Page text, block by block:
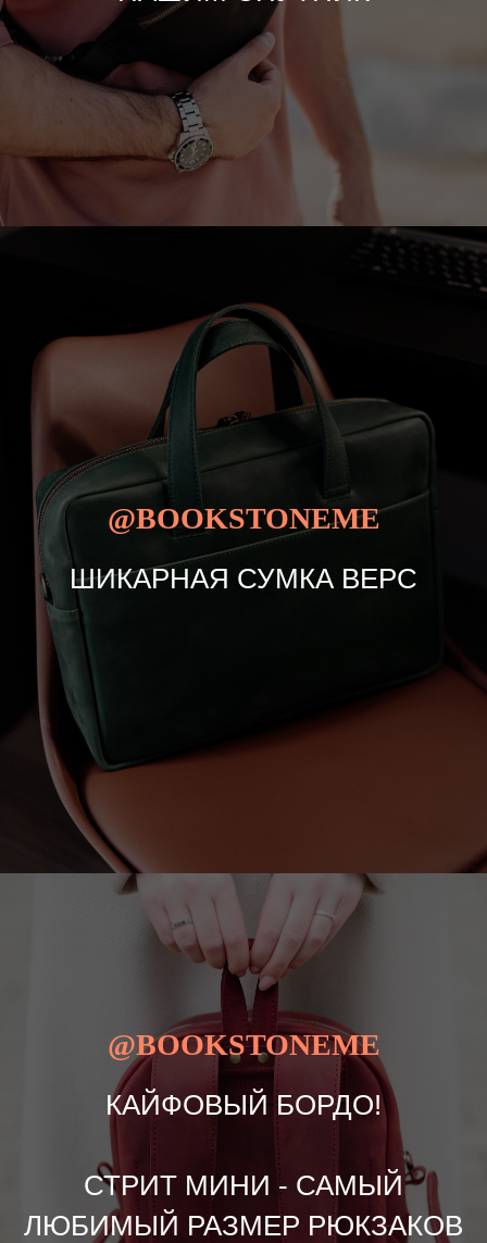
@BOOKSTONEME
ШИКАРНАЯ СУМКА ВЕРС
@BOOKSTONEME
КАЙФОВЫЙ БОРДО!
СТРИТ МИНИ - САМЫЙ
ЛЮБИМЫЙ РАЗМЕР РЮКЗАКОВ